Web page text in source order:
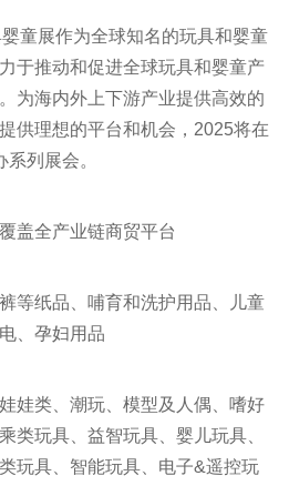
童展作为全球知名的玩具和婴童
于推动和促进全球玩具和婴童产
为海内外上下游产业提供高效的
供理想的平台和机会，2025将在
列展会。
盖全产业链商贸平台
等纸品、哺育和洗护用品、儿童
、孕妇用品
娃类、潮玩、模型及人偶、嗜好
类玩具、益智玩具、婴儿玩具、
玩具、智能玩具、电子&遥控玩